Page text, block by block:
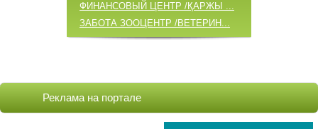
ФИНАНСОВЫЙ ЦЕНТР /ҚАРЖЫ ...
ЗАБОТА ЗООЦЕНТР /ВЕТЕРИН...
ВИТА ЦЕНТР / VITA ЦЕНТР/...
Реклама на портале